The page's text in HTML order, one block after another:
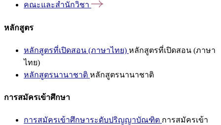
คณะและสำนักวิชา
หลักสูตร
หลักสูตรที่เปิดสอน (ภาษาไทย) หลักสูตรที่เปิดสอน (ภาษา
ไทย)
หลักสูตรนานาชาติ หลักสูตรนานาชาติ
การสมัครเข้าศึกษา
การสมัครเข้าศึกษาระดับปริญญาบัณฑิต การสมัครเข้า